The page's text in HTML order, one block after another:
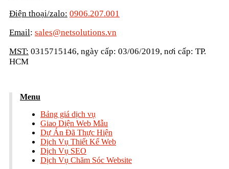
Điện thoại/zalo: 0906.207.001
Email: sales@netsolutions.vn
MST: 0315715146, ngày cấp: 03/06/2019, nơi cấp: TP.
HCM
Menu
Bảng giá dịch vụ
Giao Diện Web Mẫu
Dự Án Đã Thực Hiện
Dịch Vụ Thiết Kế Web
Dịch Vụ SEO
Dịch Vụ Chăm Sóc Website